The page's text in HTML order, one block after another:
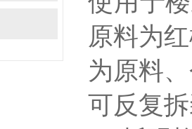
原料为
为原料
可反复